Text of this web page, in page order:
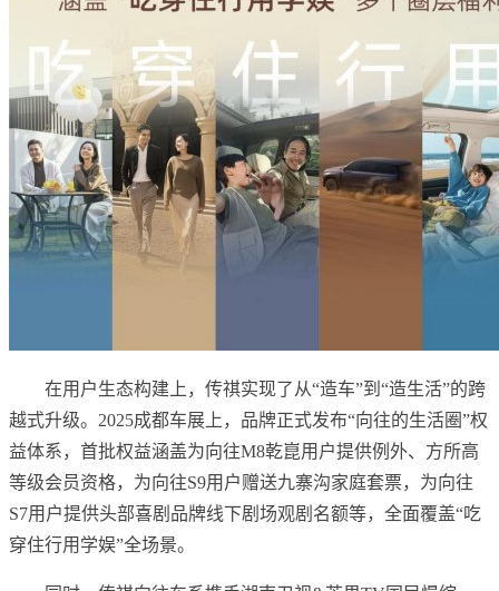
在用户生态构建上，传祺实现了从“造车”到“造生活”的跨
越式升级。2025成都车展上，品牌正式发布“向往的生活圈”权
益体系，首批权益涵盖为向往M8乾崑用户提供例外、方所高
等级会员资格，为向往S9用户赠送九寨沟家庭套票，为向往
S7用户提供头部喜剧品牌线下剧场观剧名额等，全面覆盖“吃
穿住行用学娱”全场景。